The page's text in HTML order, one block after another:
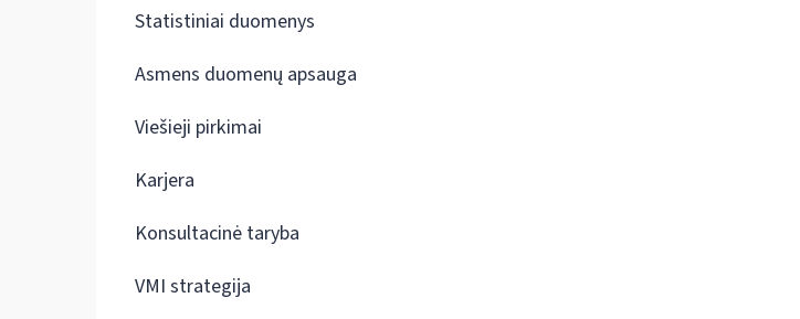
Statistiniai duomenys
Asmens duomenų apsauga
Viešieji pirkimai
Karjera
Konsultacinė taryba
VMI strategija